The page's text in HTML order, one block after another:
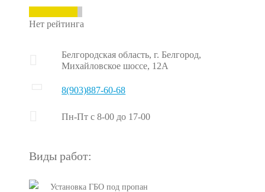
Нет рейтинга
Белгородская область, г. Белгород,
Михайловское шоссе, 12А
8(903)887-60-68
Пн-Пт с 8-00 до 17-00
Виды работ:
Установка ГБО под пропан